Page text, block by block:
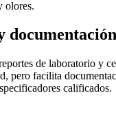
olores.
documentación
de laboratorio y
pero facilita
calificados.